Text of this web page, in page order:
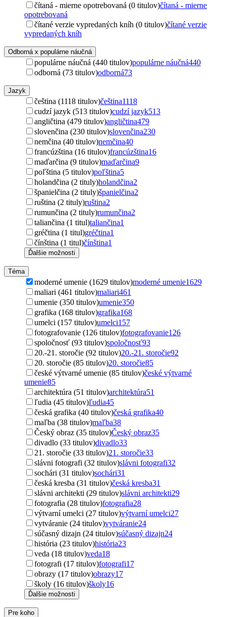
čítaná - mierne opotrebovaná (0 titulov)čítaná - mierne
opotrebovaná
čítané verzie vypredaných kníh (0 titulov)čítané verzie
vypredaných kníh
Odborná x populárne náučná
populárne náučná (440 titulov)populárne náučná440
odborná (73 titulov)odborná73
Jazyk
čeština (1118 titulov)čeština1118
cudzí jazyk (513 titulov)cudzí jazyk513
angličtina (479 titulov)angličtina479
slovenčina (230 titulov)slovenčina230
nemčina (40 titulov)nemčina40
francúzština (16 titulov)francúzština16
maďarčina (9 titulov)maďarčina9
poľština (5 titulov)poľština5
holandčina (2 tituly)holandčina2
španielčina (2 tituly)španielčina2
ruština (2 tituly)ruština2
rumunčina (2 tituly)rumunčina2
taliančina (1 titul)taliančina1
gréčtina (1 titul)gréčtina1
čínština (1 titul)čínština1
Ďalšie možnosti
Téma
moderné umenie (1629 titulov)moderné umenie1629
maliari (461 titulov)maliari461
umenie (350 titulov)umenie350
grafika (168 titulov)grafika168
umelci (157 titulov)umelci157
fotografovanie (126 titulov)fotografovanie126
spoločnosť (93 titulov)spoločnosť93
20.-21. storočie (92 titulov)20.-21. storočie92
20. storočie (85 titulov)20. storočie85
české výtvarné umenie (85 titulov)české výtvarné
umenie85
architektúra (51 titulov)architektúra51
ľudia (45 titulov)ľudia45
česká grafika (40 titulov)česká grafika40
maľba (38 titulov)maľba38
Český obraz (35 titulov)Český obraz35
divadlo (33 titulov)divadlo33
21. storočie (33 titulov)21. storočie33
slávni fotografi (32 titulov)slávni fotografi32
sochári (31 titulov)sochári31
česká kresba (31 titulov)česká kresba31
slávni architekti (29 titulov)slávni architekti29
fotografia (28 titulov)fotografia28
výtvarní umelci (27 titulov)výtvarní umelci27
vytváranie (24 titulov)vytváranie24
súčasný dizajn (24 titulov)súčasný dizajn24
história (23 titulov)história23
veda (18 titulov)veda18
fotografi (17 titulov)fotografi17
obrazy (17 titulov)obrazy17
školy (16 titulov)školy16
Ďalšie možnosti
Pre koho